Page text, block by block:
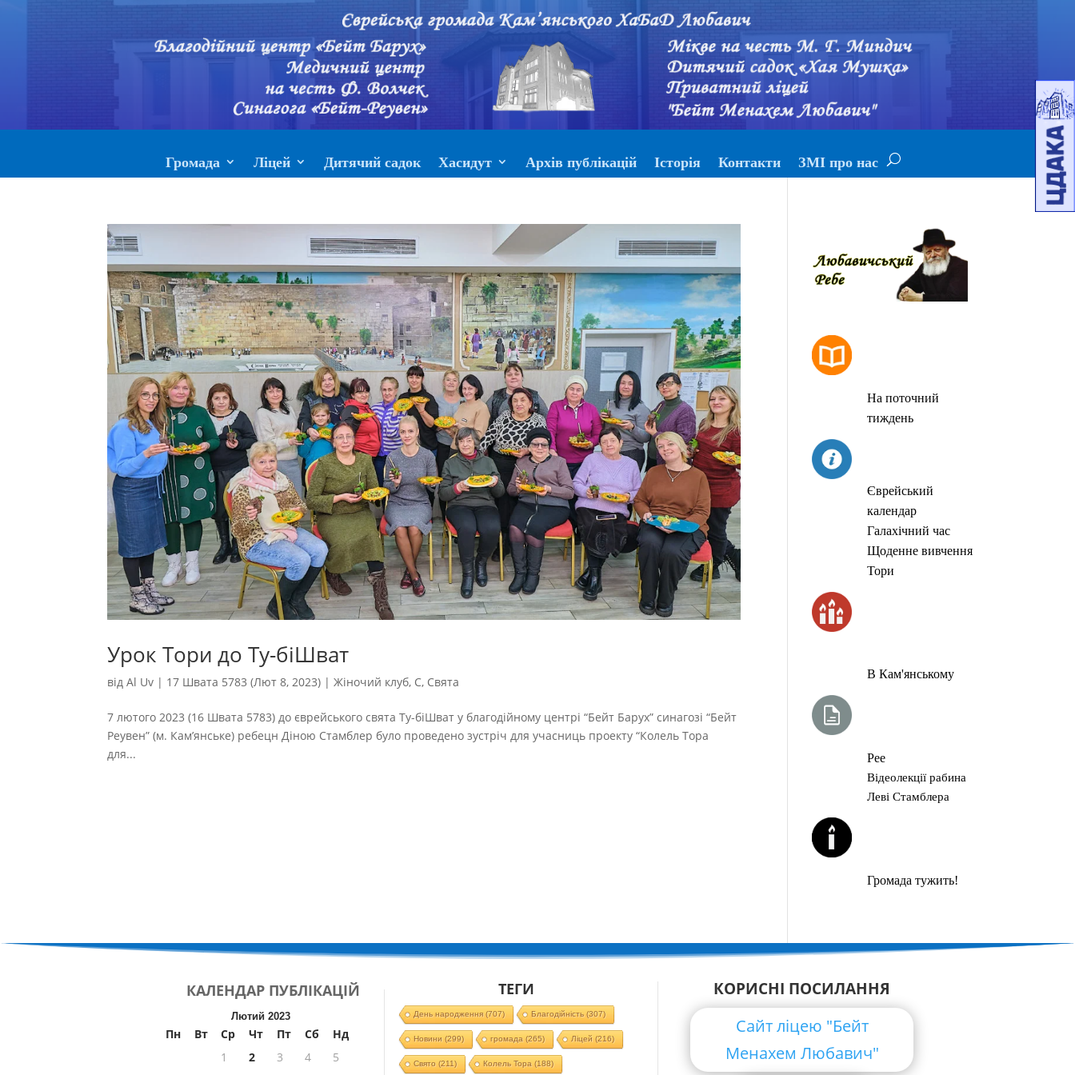
Громада Ліцей Дитячий садок Хасидут Архів публікацій Історія Контакти ЗМІ про нас
Урок Тори до Ту-біШват
відAl Uv | 17 Швата 5783 (Лют 8, 2023) |Жіночий клуб, С, Свята
7 лютого 2023 (16 Швата 5783) до єврейського свята Ту-біШват у благодійному центрі “Бейт Барух” синагозі “Бейт
Реувен” (м. Кам’янське) ребецн Діною Стамблер було проведено зустріч для учасниць проекту “Колель Тора
для...
На поточний
тиждень
Єврейський
календар
Галахічний час
Щоденне вивчення
Тори
В Кам'янському
Рее
Відеолекції рабина
Леві Стамблера
Громада тужить!
КАЛЕНДАР ПУБЛІКАЦІЙ
Лютий 2023
Пн Вт Ср Чт Пт Сб
Нд
1
2 3 4
5
ТЕГИ
День народження(707) Благодійність (307)
Новини (299) громада (265) Ліцей (216)
Свято (211) Колель Тора (188)
КОРИСНІ ПОСИЛАННЯ
Сайт ліцею "Бейт
Менахем Любавич"